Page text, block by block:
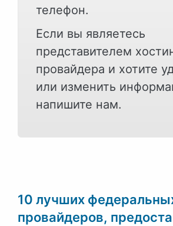
телефон.
Если вы являетесь
представителем
провайдера и хотите
или изменить
напишите нам.
10 лучших
провайдеров,